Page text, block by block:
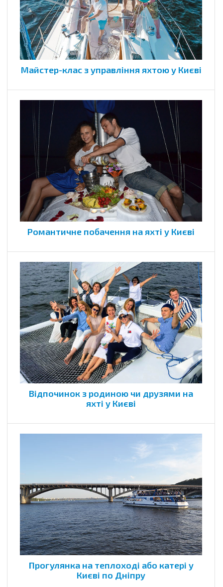
Майстер-клас з управління яхтою у Києві
Романтичне побачення на яхті у Києві
Відпочинок з родиною чи друзями на
яхті у Києві
Прогулянка на теплоході або катері у
Києві по Дніпру